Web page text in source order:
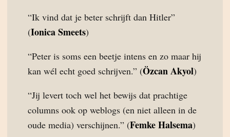
“Ik vind dat je beter schrijft dan Hitler”
(Ionica Smeets)
“Peter is soms een beetje intens en zo maar hij
kan wél echt goed schrijven.” (Özcan Akyol)
“Jij levert toch wel het bewijs dat prachtige
columns ook op weblogs (en niet alleen in de
oude media) verschijnen.” (Femke Halsema)